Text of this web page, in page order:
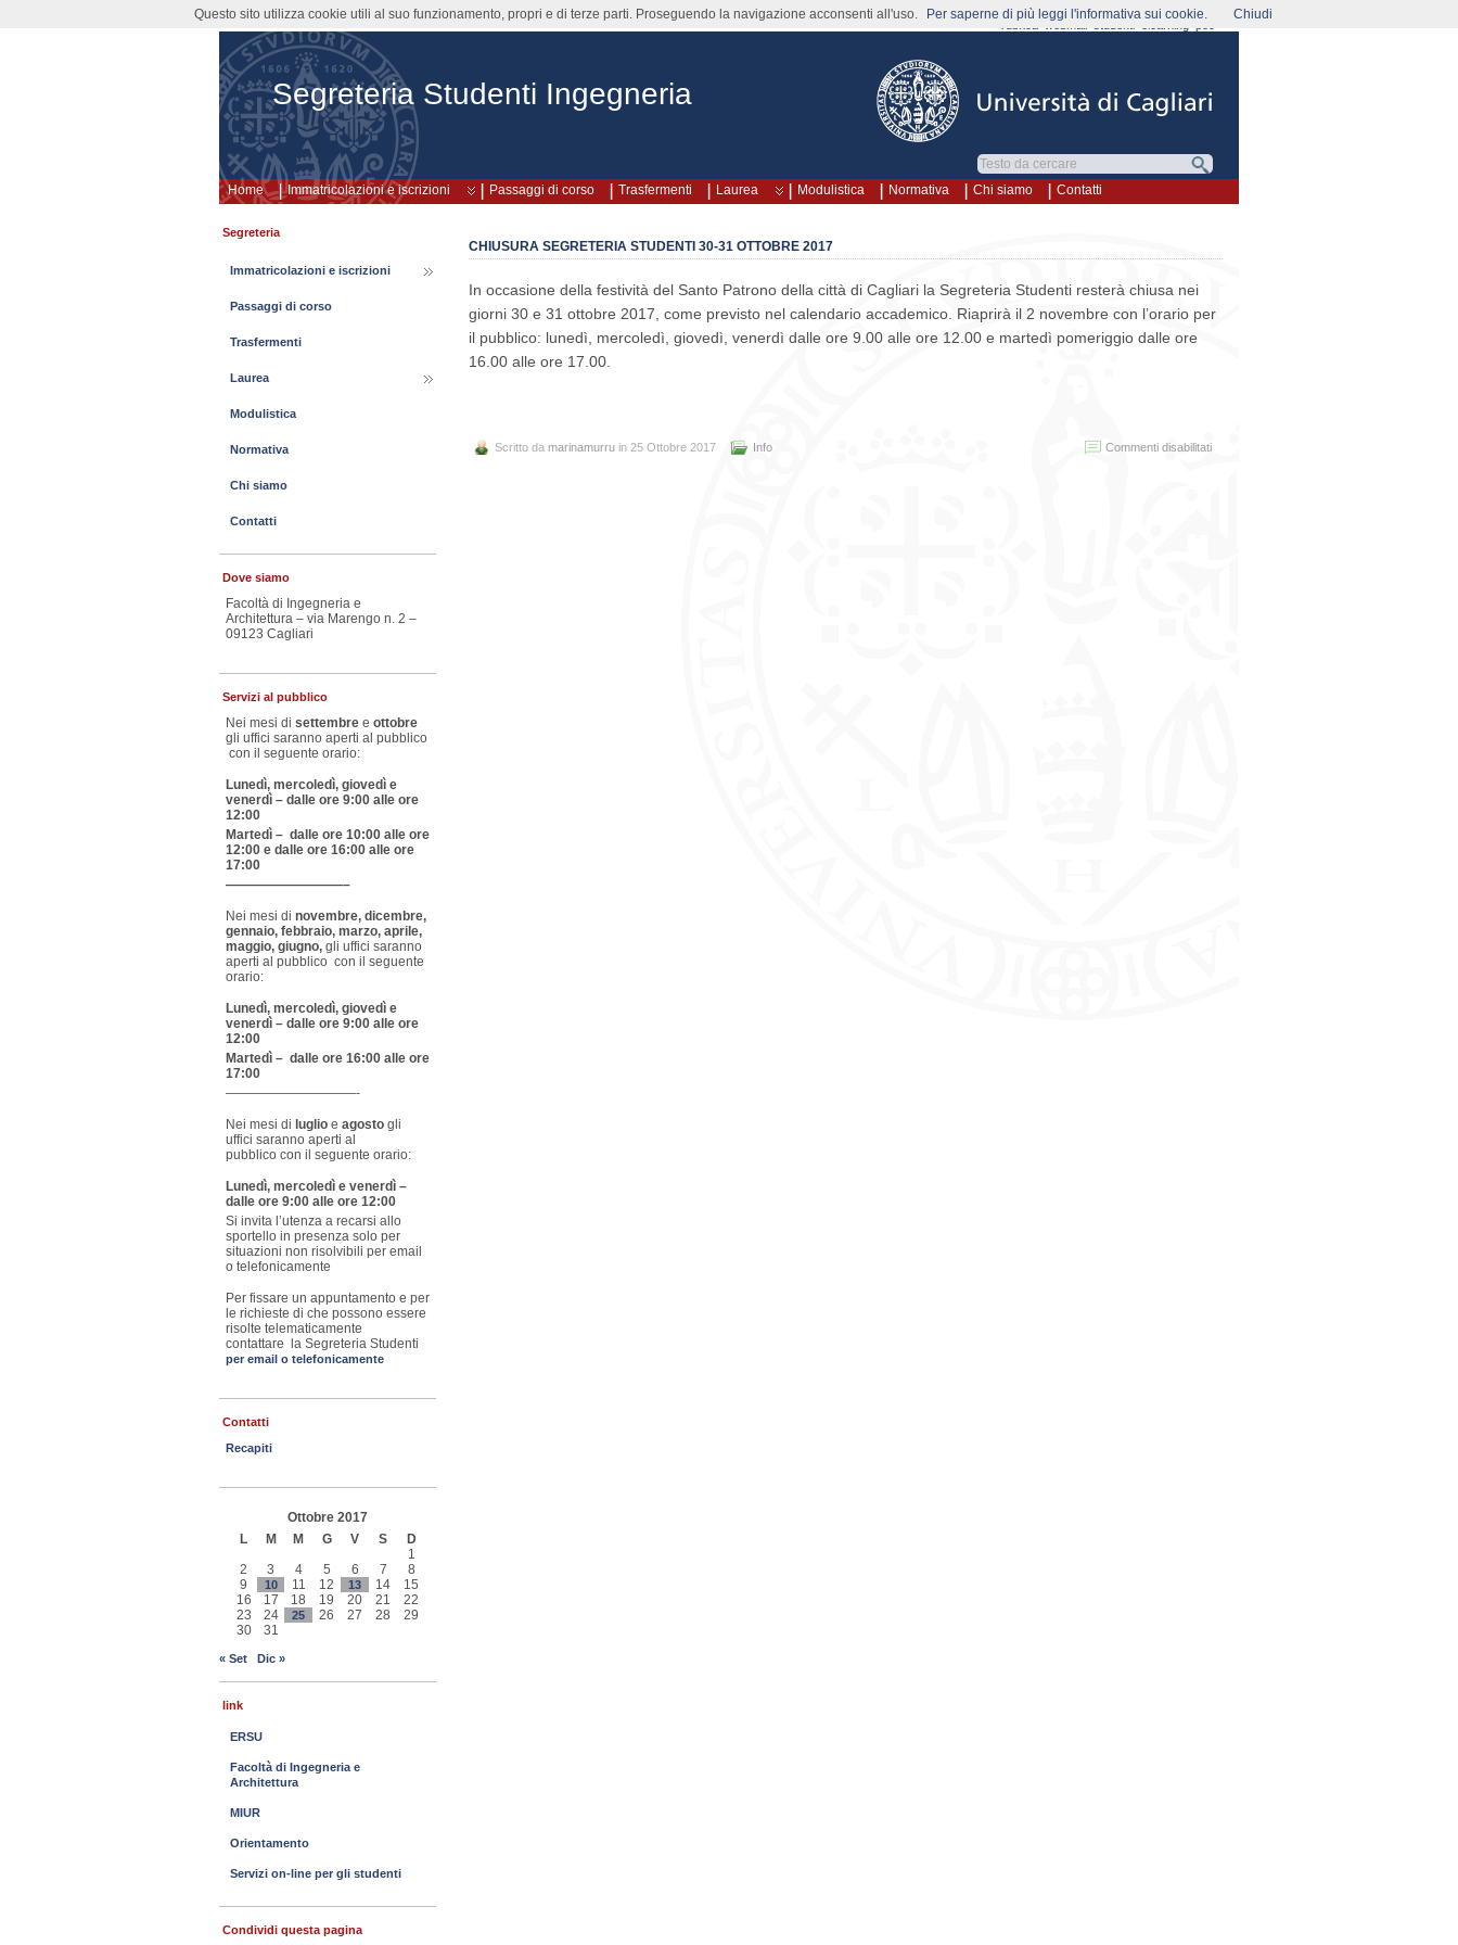
Segreteria Studenti Ingegneria
Home
rubrica webmail
Immatricolazioni e iscrizioni Passaggi di corso Trasfermenti Laurea Modulistica Normativa Chi siamo Contatti
CHIUSURA SEGRETERIA STUDENTI 30-31 OTTOBRE 2017
In occasione della festività del Santo Patrono della città di Cagliari la Segreteria Studenti resterà chiusa nei
giorni 30 e 31 ottobre 2017, come previsto nel calendario accademico. Riaprirà il 2 novembre con l’orario per
il pubblico: lunedì, mercoledì, giovedì, venerdì dalle ore 9.00 alle ore 12.00 e martedì pomeriggio dalle ore
16.00 alle ore 17.00.
Scritto da marinamurru in 25 Ottobre 2017 Info Commenti disabilitatisu
Segreteria
Immatricolazioni e iscrizioni
Passaggi di corso
Trasfermenti
Laurea
Modulistica
Normativa
Chi siamo
Contatti
Dove siamo
Facoltà di Ingegneria e
Architettura – via Marengo n. 2 –
09123 Cagliari
Servizi al pubblico
Nei mesi di settembre e ottobre
gli uffici saranno aperti al pubblico
con il seguente orario:
Lunedì, mercoledì, giovedì e
venerdì – dalle ore 9:00 alle ore
12:00
Martedì – dalle ore 10:00 alle ore
12:00 e dalle ore 16:00 alle ore
17:00
—————————–
Nei mesi di novembre, dicembre,
gennaio, febbraio, marzo, aprile,
maggio, giugno, gli uffici saranno
aperti al pubblico con il seguente
orario:
Lunedì, mercoledì, giovedì e
venerdì – dalle ore 9:00 alle ore
12:00
Martedì – dalle ore 16:00 alle ore
17:00
——————————-
Nei mesi di luglio e agosto gli
uffici saranno aperti al
pubblico con il seguente orario:
Lunedì, mercoledì e venerdì –
dalle ore 9:00 alle ore 12:00
Si invita l’utenza a recarsi allo
sportello in presenza solo per
situazioni non risolvibili per email
o telefonicamente
Per fissare un appuntamento e per
le richieste di che possono essere
risolte telematicamente
contattare la Segreteria Studenti
per email o telefonicamente
Contatti
Recapiti
Ottobre 2017
L
M M G V S
D
1
2
3 4 5 6 7
8
9
10 11 12 13 14
15
16
17 18 19 20 21
22
23
24 25 26 27 28
29
30
31
« Set Dic »
link
ERSU
Facoltà di Ingegneria e
Architettura
MIUR
Orientamento
Servizi on-line per gli studenti
Condividi questa pagina
Questo sito utilizza cookie utili al suo funzionamento, propri e di terze parti. Proseguendo la navigazione acconsenti all'uso. Per saperne di più leggi l'informativa sui cookie. Chiudi